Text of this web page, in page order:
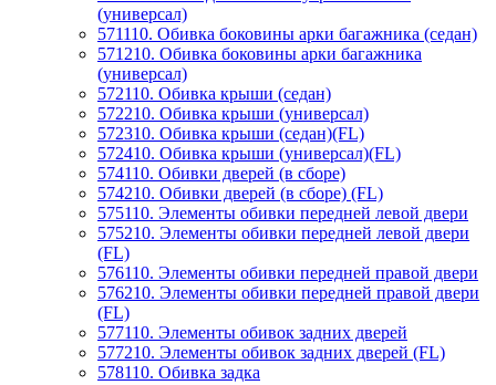
(универсал)
571110. Обивка боковины арки багажника (седан)
571210. Обивка боковины арки багажника
(универсал)
572110. Обивка крыши (седан)
572210. Обивка крыши (универсал)
572310. Обивка крыши (седан)(FL)
572410. Обивка крыши (универсал)(FL)
574110. Обивки дверей (в сборе)
574210. Обивки дверей (в сборе) (FL)
575110. Элементы обивки передней левой двери
575210. Элементы обивки передней левой двери
(FL)
576110. Элементы обивки передней правой двери
576210. Элементы обивки передней правой двери
(FL)
577110. Элементы обивок задних дверей
577210. Элементы обивок задних дверей (FL)
578110. Обивка задка